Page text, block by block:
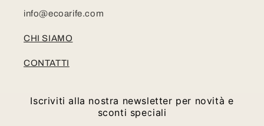
info@ecoarife.com
CHI SIAMO
CONTATTI
Iscriviti alla nostra newsletter per novità e
sconti speciali